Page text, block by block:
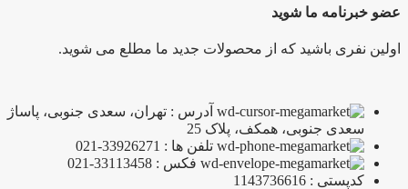
عضو خبرنامه ما شوید
اولین نفری باشید که از محصولات جدید ما مطلع می شوید.
آدرس : تهران، سعدی جنوبی، پاساژ
سعدی جنوبی، همکف، پلاک 25
تلفن ها : 33926271-021
فکس : 33113458-021
کدپستی : 1143736616